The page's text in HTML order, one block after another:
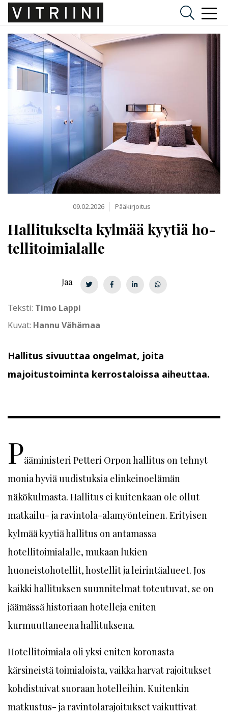
09.02.2026 Pääkirjoitus
Hallitukselta kylmää kyytiäho­
tel­li­toi­mia­lal­le
Teksti: Timo Lappi
Kuvat: Hannu Vähämaa
Hallitus sivuuttaa ongelmat, joita
majoitustoiminta kerrostaloissa aiheuttaa.
Jaa
Pääministeri Petteri Orpon hallitus on tehnyt
monia hyviä uudistuksia elinkeinoelämän
näkökulmasta. Hallitus ei kuitenkaan ole ollut
matkailu- ja ravintola-alamyönteinen. Erityisen
kylmää kyytiä hallitus on antamassa
hotellitoimialalle, mukaan lukien
huoneistohotellit, hostellit ja leirintäalueet. Jos
kaikki hallituksen suunnitelmat toteutuvat, se on
jäämässä historiaan hotelleja eniten
kurmuuttaneena hallituksena.
Hotellitoimiala oli yksi eniten koronasta
kärsineistä toimialoista, vaikka harvat rajoitukset
kohdistuivat suoraan hotelleihin. Kuitenkin
matkustus- ja ravintolarajoitukset vaikuttivat